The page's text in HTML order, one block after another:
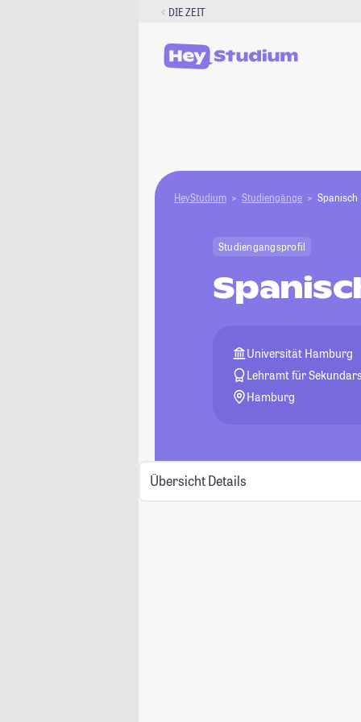
DIE ZEIT
HeyStudium Studiengänge Spanisch
Studiengangsprofil
Universität Hamburg
Lehramt für
Hamburg
Übersicht Details